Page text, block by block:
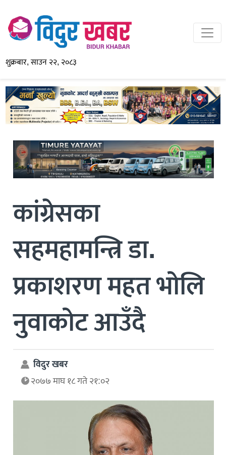
शुक्रबार, साउन २२, २०८३
कांग्रेसका
सहमहामन्त्रि डा.
प्रकाशरण महत भोलि
नुवाकोट आउँदै
विदुर खबर
२०७७ माघ १८ गते २१:०२